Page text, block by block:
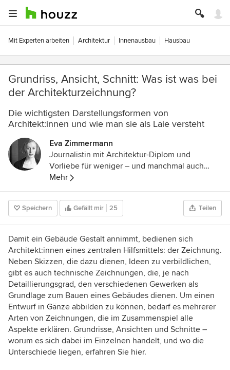
Mit Experten arbeiten Architektur Innenausbau Hausbau
Grundriss, Ansicht, Schnitt: Was ist was bei
der Architekturzeichnung?
Die wichtigsten Darstellungsformen von
Architekt:innen und wie man sie als Laie versteht
Eva Zimmermann
Journalistin mit Architektur-Diplom und
Vorliebe für weniger – und manchmal auch
mehr.
Mehr
Speichern Gefällt mir 25 Teilen
Damit ein Gebäude Gestalt annimmt, bedienen sich
Architekt:innen eines zentralen Hilfsmittels: der Zeichnung.
Neben Skizzen, die dazu dienen, Ideen zu verbildlichen,
gibt es auch technische Zeichnungen, die, je nach
Detaillierungsgrad, den verschiedenen Gewerken als
Grundlage zum Bauen eines Gebäudes dienen. Um einen
Entwurf in Gänze abbilden zu können, bedarf es mehrerer
Arten von Zeichnungen, die im Zusammenspiel alle
Aspekte erklären. Grundrisse, Ansichten und Schnitte –
worum es sich dabei im Einzelnen handelt, und wo die
Unterschiede liegen, erfahren Sie hier.